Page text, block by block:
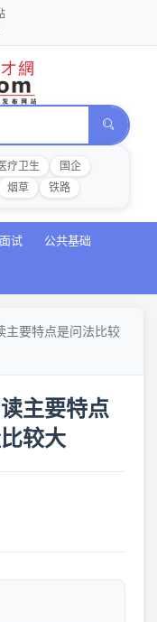
疗卫生
国企
烟草 铁路
面试 公共基础
主要特点是问法比较
主要特点
较大